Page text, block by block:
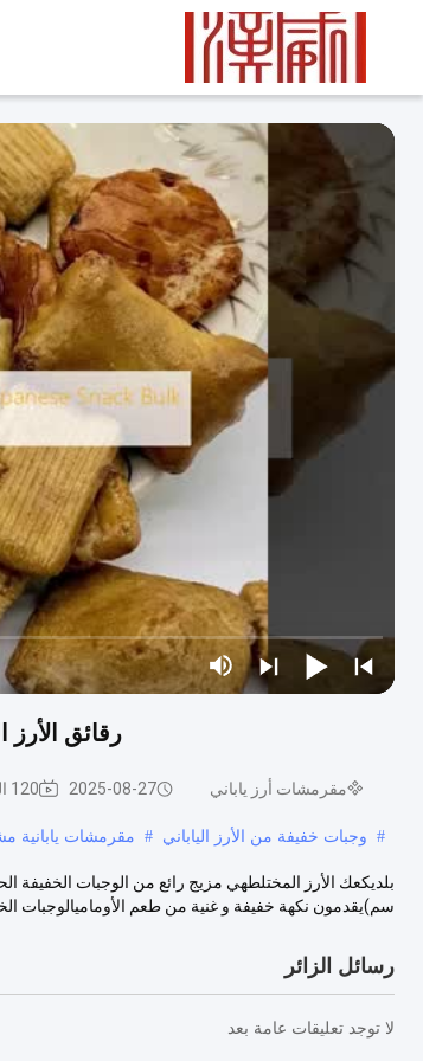
رقائق الأرز المختلطة سينبي 2-4
مقرمشات أرز ياباني 2025-08-27 120 الرؤى
# وجبات خفيفة من الأرز الياباني # مقرمشات يابانية
سم)يقدمون نكهة خفيفة و غنية من طعم الأوماميالوجبات
رسائل الزائر
لا توجد تعليقات عامة بعد